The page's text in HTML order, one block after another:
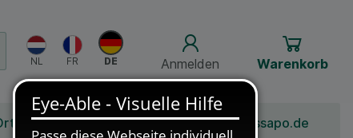
Anmelden Warenkorb
Bonusprogramm Jobs Über Schlossapo.de